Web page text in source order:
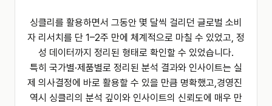
싱클리를 활용하면서 그동안 몇 달씩 걸리던 글로벌 소비
자 리서치를 단 1–2주 만에 체계적으로 마칠 수 있었고, 정
성 데이터까지 정리된 형태로 확인할 수 있었습니다.
특히 국가별·제품별로 정리된 분석 결과와 인사이트는 실
제 의사결정에 바로 활용할 수 있을 만큼 명확했고,경영진
역시 싱클리의 분석 깊이와 인사이트의 신뢰도에 매우 만